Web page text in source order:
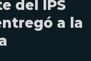
del IPS
a la